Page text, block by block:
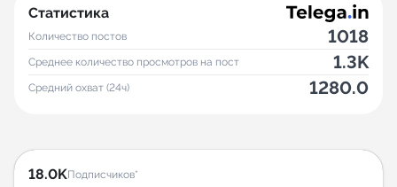
Статистика
Количество постов 1018
Среднее количество просмотров на пост 1.3K
Средний охват (24ч) 1280.0
18.0KПодписчиков*